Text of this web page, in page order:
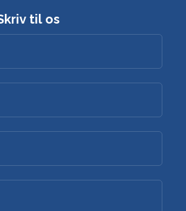
til os